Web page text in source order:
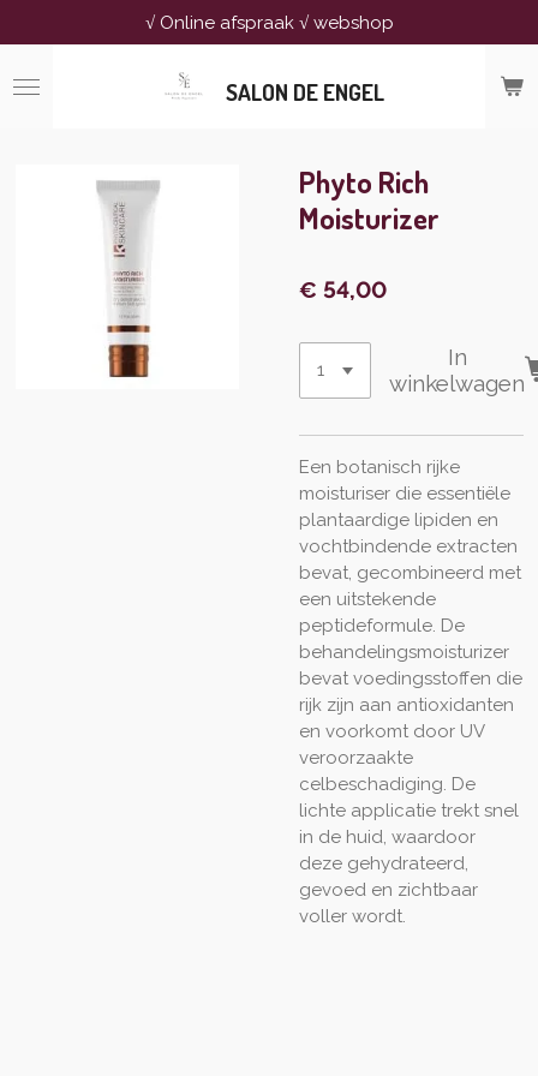
direct
naar
SALON DE ENGEL
√ Online afspraak √ webshop
Phyto Rich
Moisturizer
€ 54,00
In
winkelwagen
Een botanisch rijke
moisturiser die essentiële
plantaardige lipiden en
vochtbindende extracten
bevat, gecombineerd met
een uitstekende
peptideformule. De
behandelingsmoisturizer
bevat voedingsstoffen die
rijk zijn aan antioxidanten
en voorkomt door UV
veroorzaakte
celbeschadiging. De
lichte applicatie trekt snel
in de huid, waardoor
deze gehydrateerd,
gevoed en zichtbaar
voller wordt.